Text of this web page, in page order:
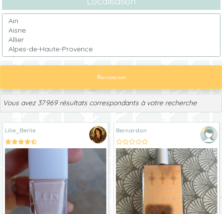
Rechercher
Vous avez 37 969 résultats correspondants à votre recherche
Lilie_Berlie Bernardon